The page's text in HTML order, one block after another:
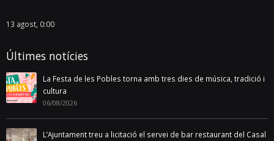
13 agost, 0:00
Últimes notícies
La Festa de les Pobles torna amb tres dies de música, tradició i
cultura
06/08/2026
L’Ajuntament treu a licitació el servei de bar restaurant del Casal